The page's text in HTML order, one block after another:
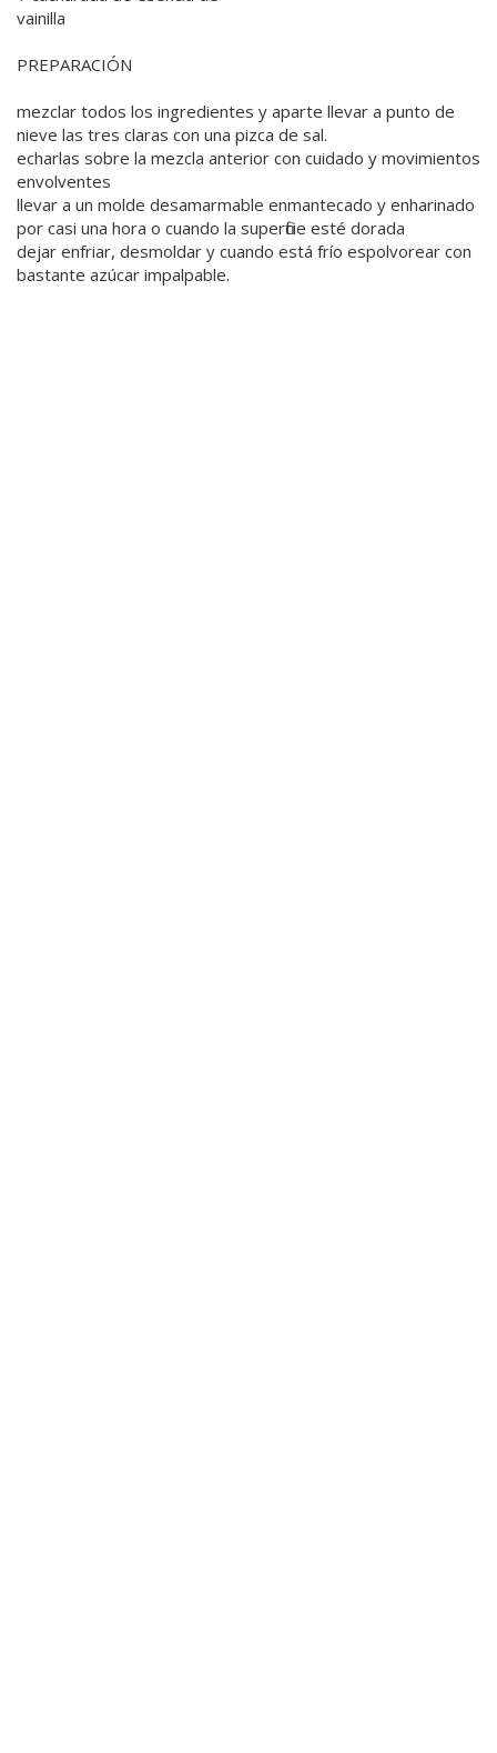
vainilla
PREPARACIÓN
mezclar todos los ingredientes y aparte llevar a punto de
nieve las tres claras con una pizca de sal.
echarlas sobre la mezcla anterior con cuidado y movimientos
envolventes
llevar a un molde desamarmable enmantecado y enharinado
por casi una hora o cuando la superficie esté dorada
dejar enfriar, desmoldar y cuando está frío espolvorear con
bastante azúcar impalpable.